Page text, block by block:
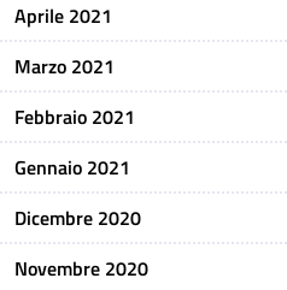
Aprile 2021
Marzo 2021
Febbraio 2021
Gennaio 2021
Dicembre 2020
Novembre 2020